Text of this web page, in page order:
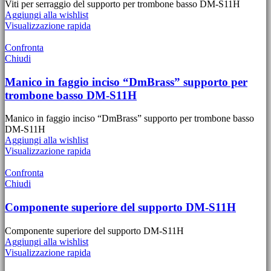
Viti per serraggio del supporto per trombone basso DM-S11H
Aggiungi alla wishlist
Visualizzazione rapida
Confronta
Chiudi
Manico in faggio inciso “DmBrass” supporto per
trombone basso DM-S11H
Manico in faggio inciso “DmBrass” supporto per trombone basso
DM-S11H
Aggiungi alla wishlist
Visualizzazione rapida
Confronta
Chiudi
Componente superiore del supporto DM-S11H
Componente superiore del supporto DM-S11H
Aggiungi alla wishlist
Visualizzazione rapida